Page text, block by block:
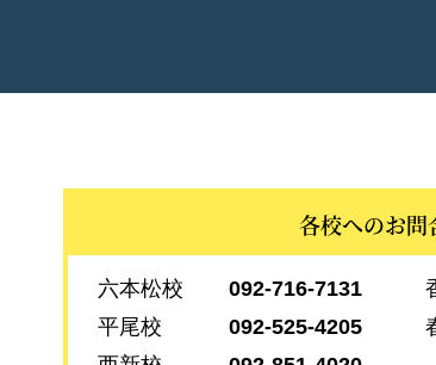
各校へのお問
六本松校 092-716-7131
平尾校
092-525-4205